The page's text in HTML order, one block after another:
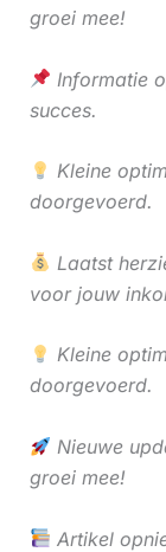
groei mee!
Informatie
succes.
Kleine
doorgevoerd.
Laatst
voor jouw
Kleine
doorgevoerd.
Nieuwe
groei mee!
Artikel